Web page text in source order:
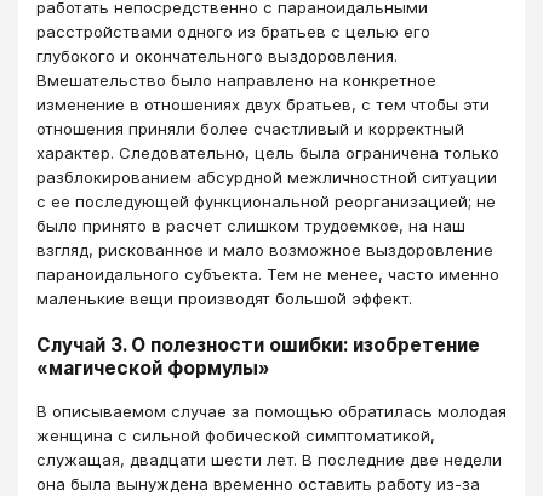
работать непосредственно с параноидальными
расстройствами одного из братьев с целью его
глубокого и окончательного выздоровления.
Вмешательство было направлено на конкретное
изменение в отношениях двух братьев, с тем чтобы эти
отношения приняли более счастливый и корректный
характер. Следовательно, цель была ограничена только
разблокированием абсурдной межличностной ситуации
с ее последующей функциональной реорганизацией; не
было принято в расчет слишком трудоемкое, на наш
взгляд, рискованное и мало возможное выздоровление
параноидального субъекта. Тем не менее, часто именно
маленькие вещи производят большой эффект.
Случай 3. О полезности ошибки: изобретение
«магической формулы»
В описываемом случае за помощью обратилась молодая
женщина с сильной фобической симптоматикой,
служащая, двадцати шести лет. В последние две недели
она была вынуждена временно оставить работу из-за